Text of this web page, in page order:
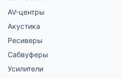
AV-центры
Акустика
Ресиверы
Сабвуферы
Усилители